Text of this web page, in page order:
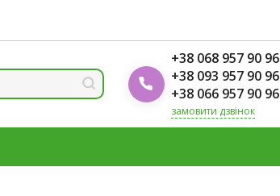
+38 068 957 90 96
+38 093 957 90 96
+38 066 957 90 96
замовити дзвінок